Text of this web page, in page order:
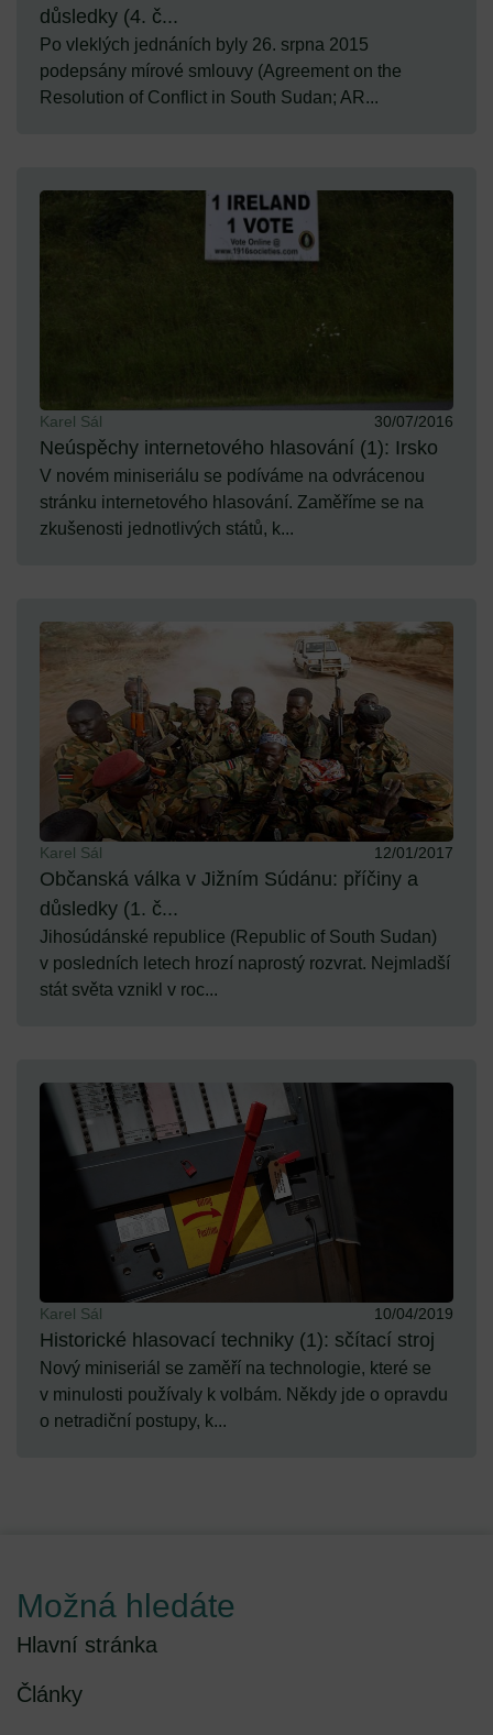
důsledky (4. č...
Po vleklých jednáních byly 26. srpna 2015
podepsány mírové smlouvy (Agreement on the
Resolution of Conflict in South Sudan; AR...
Karel Sál 30/07/2016
Neúspěchy internetového hlasování (1): Irsko
V novém miniseriálu se podíváme na odvrácenou
stránku internetového hlasování. Zaměříme se na
zkušenosti jednotlivých států, k...
Karel Sál 12/01/2017
Občanská válka v Jižním Súdánu: příčiny a
důsledky (1. č...
Jihosúdánské republice (Republic of South Sudan)
v posledních letech hrozí naprostý rozvrat. Nejmladší
stát světa vznikl v roc...
Karel Sál 10/04/2019
Historické hlasovací techniky (1): sčítací stroj
Nový miniseriál se zaměří na technologie, které se
v minulosti používaly k volbám. Někdy jde o opravdu
o netradiční postupy, k...
Možná hledáte
Hlavní stránka
Články